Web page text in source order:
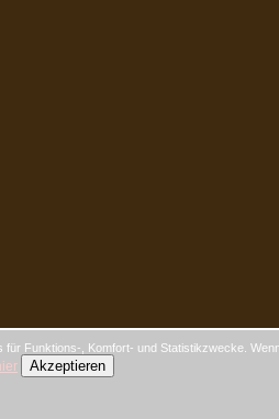
Funktions-, Komfort- und Statistikzwecke.
Akzeptieren